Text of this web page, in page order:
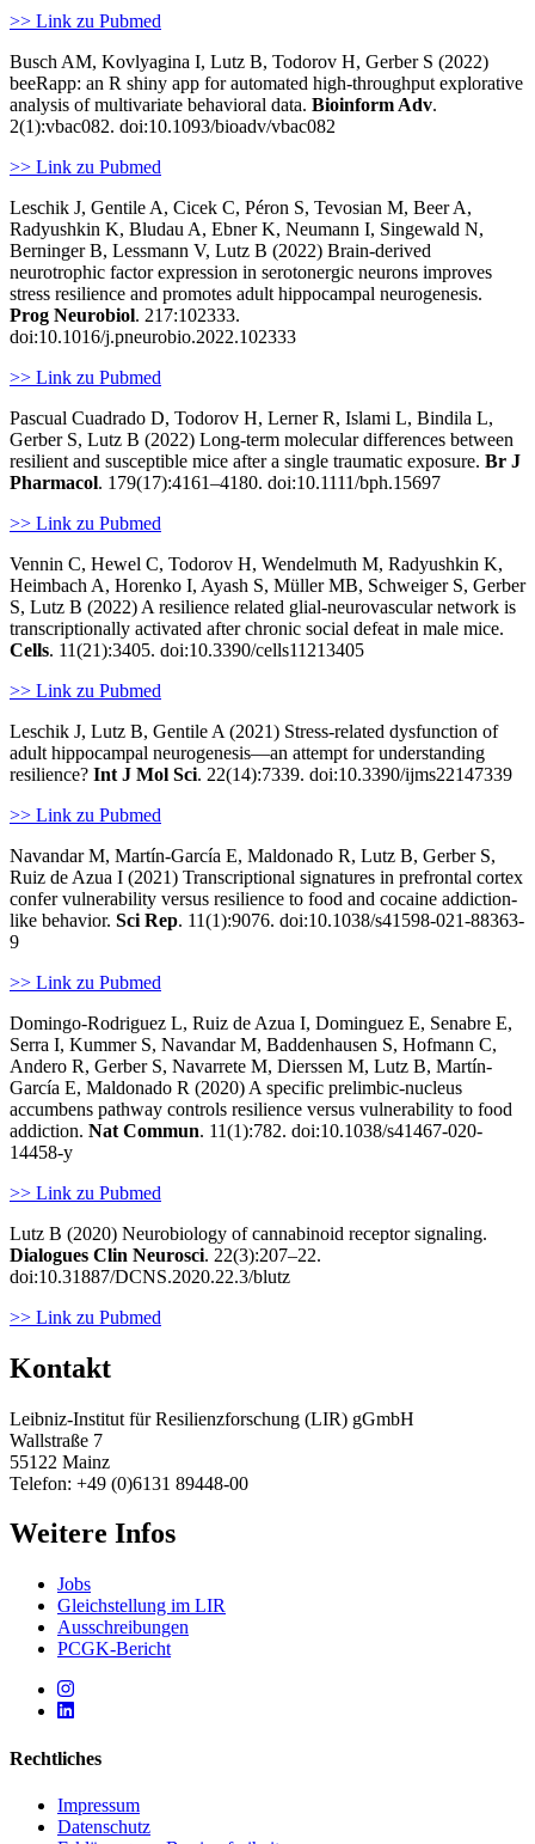
>> Link zu Pubmed
Busch AM, Kovlyagina I, Lutz B, Todorov H, Gerber S (2022)
beeRapp: an R shiny app for automated high-throughput explorative
analysis of multivariate behavioral data. Bioinform Adv.
2(1):vbac082. doi:10.1093/bioadv/vbac082
>> Link zu Pubmed
Leschik J, Gentile A, Cicek C, Péron S, Tevosian M, Beer A,
Radyushkin K, Bludau A, Ebner K, Neumann I, Singewald N,
Berninger B, Lessmann V, Lutz B (2022) Brain-derived
neurotrophic factor expression in serotonergic neurons improves
stress resilience and promotes adult hippocampal neurogenesis.
Prog Neurobiol. 217:102333.
doi:10.1016/j.pneurobio.2022.102333
>> Link zu Pubmed
Pascual Cuadrado D, Todorov H, Lerner R, Islami L, Bindila L,
Gerber S, Lutz B (2022) Long-term molecular differences between
resilient and susceptible mice after a single traumatic exposure. Br J
Pharmacol. 179(17):4161–4180. doi:10.1111/bph.15697
>> Link zu Pubmed
Vennin C, Hewel C, Todorov H, Wendelmuth M, Radyushkin K,
Heimbach A, Horenko I, Ayash S, Müller MB, Schweiger S, Gerber
S, Lutz B (2022) A resilience related glial-neurovascular network is
transcriptionally activated after chronic social defeat in male mice.
Cells. 11(21):3405. doi:10.3390/cells11213405
>> Link zu Pubmed
Leschik J, Lutz B, Gentile A (2021) Stress-related dysfunction of
adult hippocampal neurogenesis—an attempt for understanding
resilience? Int J Mol Sci. 22(14):7339. doi:10.3390/ijms22147339
>> Link zu Pubmed
Navandar M, Martín-García E, Maldonado R, Lutz B, Gerber S,
Ruiz de Azua I (2021) Transcriptional signatures in prefrontal cortex
confer vulnerability versus resilience to food and cocaine addiction-
like behavior. Sci Rep. 11(1):9076. doi:10.1038/s41598-021-88363-
9
>> Link zu Pubmed
Domingo-Rodriguez L, Ruiz de Azua I, Dominguez E, Senabre E,
Serra I, Kummer S, Navandar M, Baddenhausen S, Hofmann C,
Andero R, Gerber S, Navarrete M, Dierssen M, Lutz B, Martín-
García E, Maldonado R (2020) A specific prelimbic-nucleus
accumbens pathway controls resilience versus vulnerability to food
addiction. Nat Commun. 11(1):782. doi:10.1038/s41467-020-
14458-y
>> Link zu Pubmed
Lutz B (2020) Neurobiology of cannabinoid receptor signaling.
Dialogues Clin Neurosci. 22(3):207–22.
doi:10.31887/DCNS.2020.22.3/blutz
>> Link zu Pubmed
Kontakt
Leibniz-Institut für Resilienzforschung (LIR) gGmbH
Wallstraße 7
55122 Mainz
Telefon: +49 (0)6131 89448-00
Weitere Infos
Jobs
Gleichstellung im LIR
Ausschreibungen
PCGK-Bericht
Rechtliches
Impressum
Datenschutz